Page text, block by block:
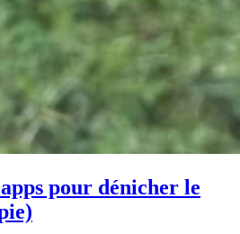
pour dénicher le